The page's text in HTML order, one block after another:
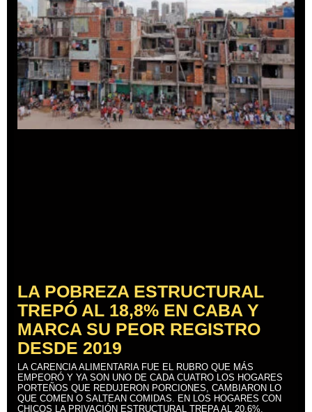
LA POBREZA ESTRUCTURAL
TREPÓ AL 18,8% EN CABA Y
MARCA SU PEOR REGISTRO
DESDE 2019
LA CARENCIA ALIMENTARIA FUE EL RUBRO QUE MÁS
EMPEORÓ Y YA SON UNO DE CADA CUATRO LOS HOGARES
PORTEÑOS QUE REDUJERON PORCIONES, CAMBIARON LO
QUE COMEN O SALTEAN COMIDAS. EN LOS HOGARES CON
CHICOS LA PRIVACIÓN ESTRUCTURAL TREPA AL 20,6%.